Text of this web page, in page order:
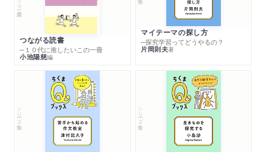
つながる読書
─１０代に推したいこの一冊
小池陽慈編
マイテーマの探し方
─探究学習ってどうやるの？
片岡則夫著
シリーズ・全集 シリーズ・全集